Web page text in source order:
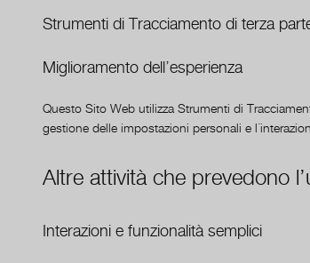
Strumenti di Tracciamento di terza
Miglioramento dell’esperienza
Questo Sito Web utilizza Strumenti di
gestione delle impostazioni personali e
Altre attività che prevedono
Interazioni e funzionalità semplici